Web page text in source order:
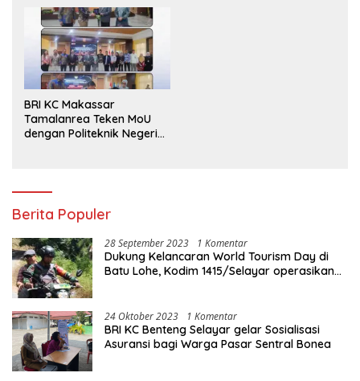
Aturan?
BRI KC Makassar
Tamalanrea Teken MoU
dengan Politeknik Negeri
Berita Populer
28 September 2023 1 Komentar
Dukung Kelancaran World Tourism Day di
Batu Lohe, Kodim 1415/Selayar operasikan
24 Oktober 2023 1 Komentar
BRI KC Benteng Selayar gelar Sosialisasi
Asuransi bagi Warga Pasar Sentral Bonea